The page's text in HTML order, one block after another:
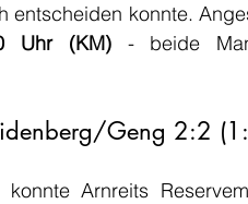
entscheiden konnte.
Uhr (KM) - beide
Geng 2:2
Arnreits